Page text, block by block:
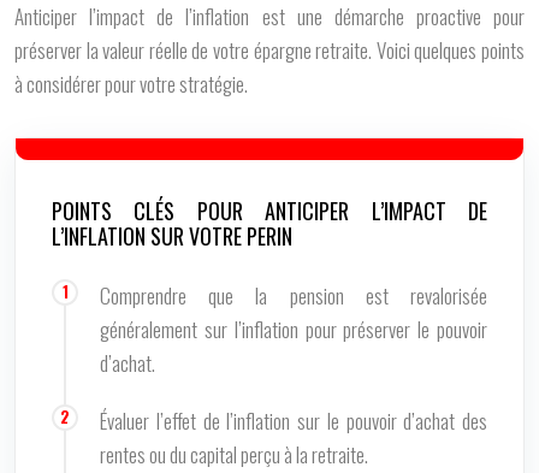
Anticiper l’impact de l’inflation est une démarche proactive pour
préserver la valeur réelle de votre épargne retraite. Voici quelques points
à considérer pour votre stratégie.
POINTS CLÉS POUR ANTICIPER L’IMPACT DE
L’INFLATION SUR VOTRE PERIN
Comprendre que la pension est revalorisée
généralement sur l’inflation pour préserver le pouvoir
d’achat.
Évaluer l’effet de l’inflation sur le pouvoir d’achat des
rentes ou du capital perçu à la retraite.